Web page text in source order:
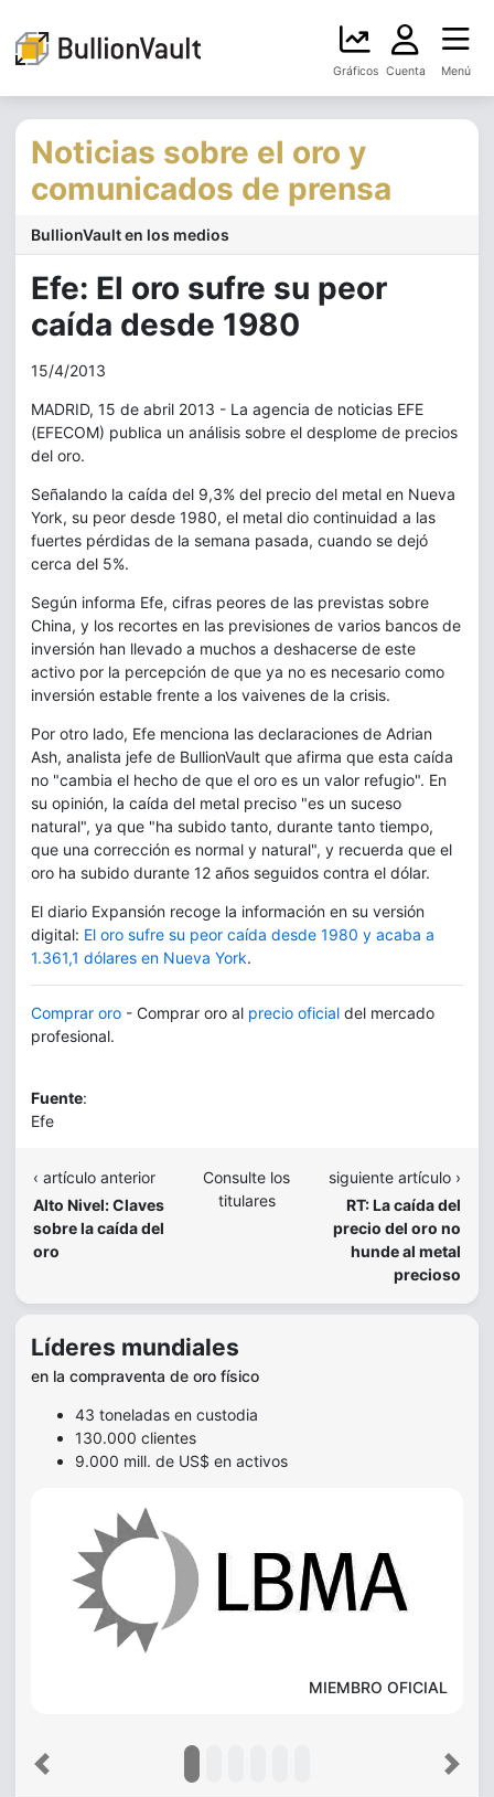
Gráficos Cuenta Menú
Noticias sobre el oro y
comunicados de prensa
BullionVault en los medios
Efe: El oro sufre su peor
caída desde 1980
15/4/2013
MADRID, 15 de abril 2013 - La agencia de noticias EFE
(EFECOM) publica un análisis sobre el desplome de precios
del oro.
Señalando la caída del 9,3% del precio del metal en Nueva
York, su peor desde 1980, el metal dio continuidad a las
fuertes pérdidas de la semana pasada, cuando se dejó
cerca del 5%.
Según informa Efe, cifras peores de las previstas sobre
China, y los recortes en las previsiones de varios bancos de
inversión han llevado a muchos a deshacerse de este
activo por la percepción de que ya no es necesario como
inversión estable frente a los vaivenes de la crisis.
Por otro lado, Efe menciona las declaraciones de Adrian
Ash, analista jefe de BullionVault que afirma que esta caída
no "cambia el hecho de que el oro es un valor refugio". En
su opinión, la caída del metal preciso "es un suceso
natural", ya que "ha subido tanto, durante tanto tiempo,
que una corrección es normal y natural", y recuerda que el
oro ha subido durante 12 años seguidos contra el dólar.
El diario Expansión recoge la información en su versión
digital: El oro sufre su peor caída desde 1980 y acaba a
1.361,1 dólares en Nueva York.
Comprar oro - Comprar oro al precio oficial del mercado
profesional.
Fuente:
Efe
‹ artículo anterior
Alto Nivel: Claves
sobre la caída del
oro
Consulte los
titulares
siguiente artículo ›
RT: La caída del
precio del oro no
hunde al metal
precioso
Líderes mundiales
en la compraventa de oro físico
43 toneladas en custodia
130.000 clientes
9.000 mill. de US$ en activos
MIEMBRO OFICIAL
Previous Next